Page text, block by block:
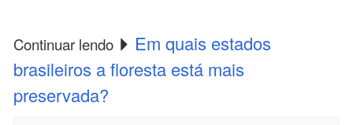
Continuar lendo
Em quais estados
brasileiros a floresta está mais
preservada?